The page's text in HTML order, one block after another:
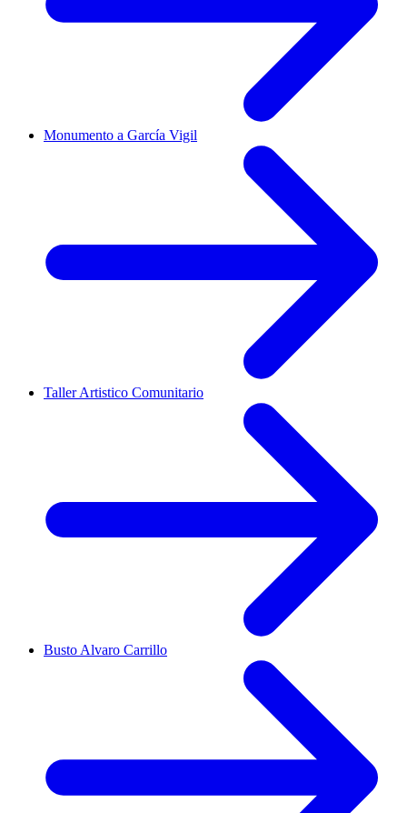
Monumento a García Vigil
Taller Artistico Comunitario
Busto Alvaro Carrillo